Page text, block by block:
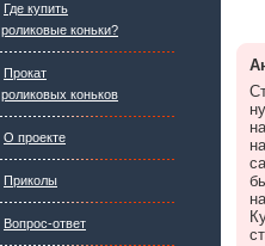
Где купить
роликовые коньки?
Прокат
роликовых коньков
О проекте
Приколы
Вопрос-ответ